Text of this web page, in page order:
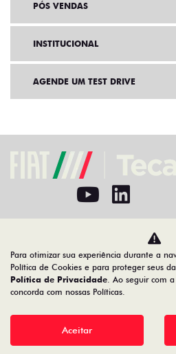
PÓS VENDAS
INSTITUCIONAL
AGENDE UM TEST DRIVE
Desacelere. Seu
TECAR MINAS AUTOMÓVEIS E
01.739.520/0001-83
Para otimizar sua experiência durante a
Política de Cookies e para proteger seus
Política de Privacidade. Ao seguir com
concorda com nossas Políticas.
Aceitar